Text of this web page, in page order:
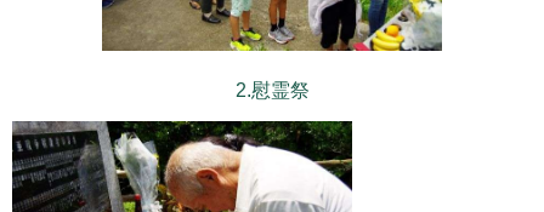
2.慰霊祭